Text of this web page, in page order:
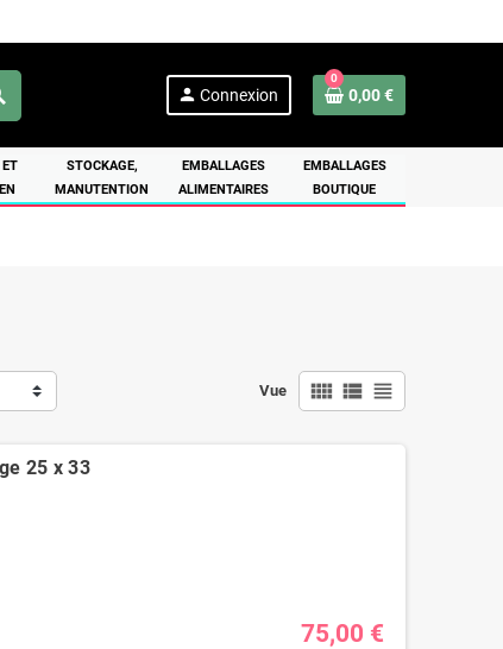
person Connexion
0
0,00 €
STOCKAGE,
MANUTENTION
EMBALLAGES
ALIMENTAIRES
EMBALLAGES
BOUTIQUE
Vue view_comfy view_list view_headline
25 x 33
75,00 €